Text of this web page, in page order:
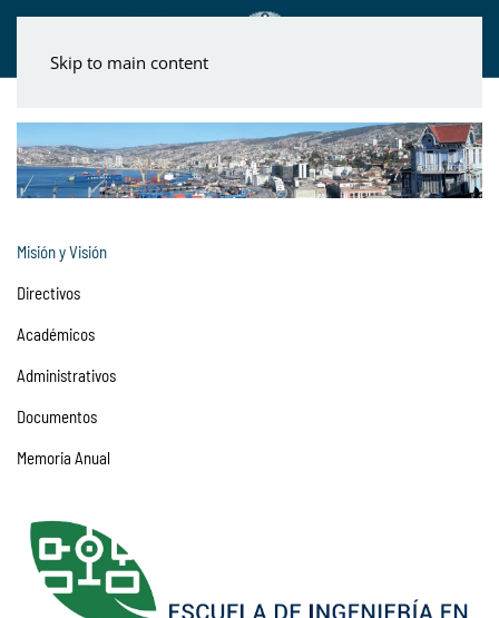
Skip to main content
Misión y Visión
Directivos
Académicos
Administrativos
Documentos
Memoria Anual